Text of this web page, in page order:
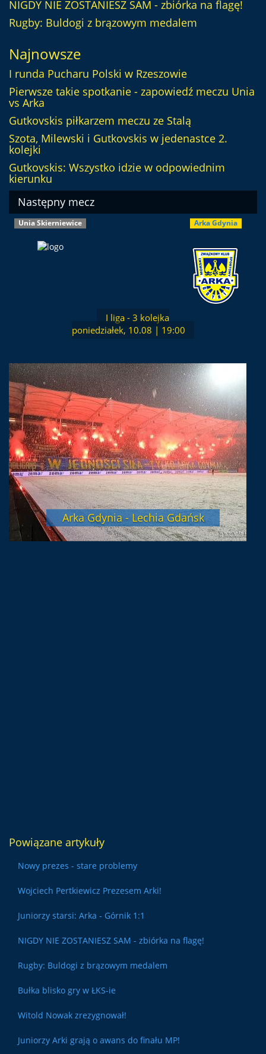
NIGDY NIE ZOSTANIESZ SAM - zbiórka na flagę!
Rugby: Buldogi z brązowym medalem
Najnowsze
I runda Pucharu Polski w Rzeszowie
Pierwsze takie spotkanie - zapowiedź meczu Unia
vs Arka
Gutkovskis piłkarzem meczu ze Stalą
Szota, Milewski i Gutkovskis w jedenastce 2.
kolejki
Gutkovskis: Wszystko idzie w odpowiednim
kierunku
Następny mecz
Unia Skierniewice Arka Gdynia
I liga - 3 kolejka
poniedziałek, 10.08 | 19:00
Arka Gdynia - Lechia Gdańsk
Powiązane artykuły
Nowy prezes - stare problemy
Wojciech Pertkiewicz Prezesem Arki!
Juniorzy starsi: Arka - Górnik 1:1
NIGDY NIE ZOSTANIESZ SAM - zbiórka na flagę!
Rugby: Buldogi z brązowym medalem
Bułka blisko gry w ŁKS-ie
Witold Nowak zrezygnował!
Juniorzy Arki grają o awans do finału MP!